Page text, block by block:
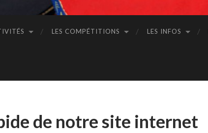
LES COMPÉTITIONS LES INFOS
de notre site internet